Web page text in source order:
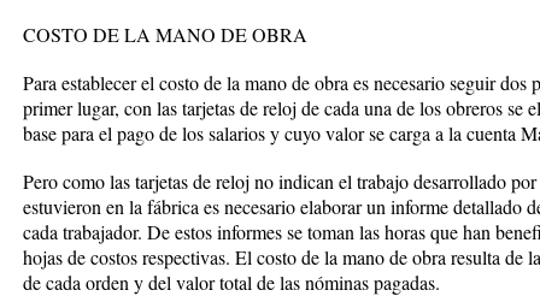
COSTO DE LA MANO DE OBRA
Para establecer el costo de la mano de obra es necesario seguir
primer lugar, con las tarjetas de reloj de cada una de los obreros se
base para el pago de los salarios y cuyo valor se carga a la cuenta
Pero como las tarjetas de reloj no indican el trabajo desarrollado
estuvieron en la fábrica es necesario elaborar un informe detallado
cada trabajador. De estos informes se toman las horas que han
hojas de costos respectivas. El costo de la mano de obra resulta de
de cada orden y del valor total de las nóminas pagadas.